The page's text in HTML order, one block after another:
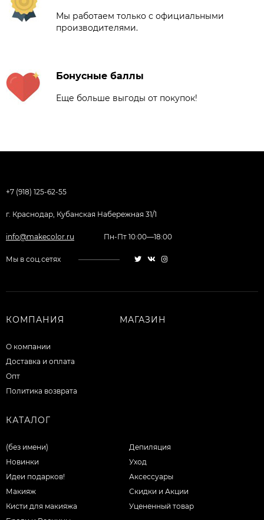
Мы работаем только с официальными
производителями.
Бонусные баллы
Еще больше выгоды от покупок!
+7 (918) 125-62-55
г. Краснодар, Кубанская Набережная 31/1
info@makecolor.ru Пн-Пт 10:00—18:00
Мы в соц.сетях
КОМПАНИЯ
О компании
Доставка и оплата
Опт
Политика возврата
МАГАЗИН
КАТАЛОГ
(без имени)
Новинки
Идеи подарков!
Макияж
Кисти для макияжа
Депиляция
Уход
Аксессуары
Скидки и Акции
Уцененный товар